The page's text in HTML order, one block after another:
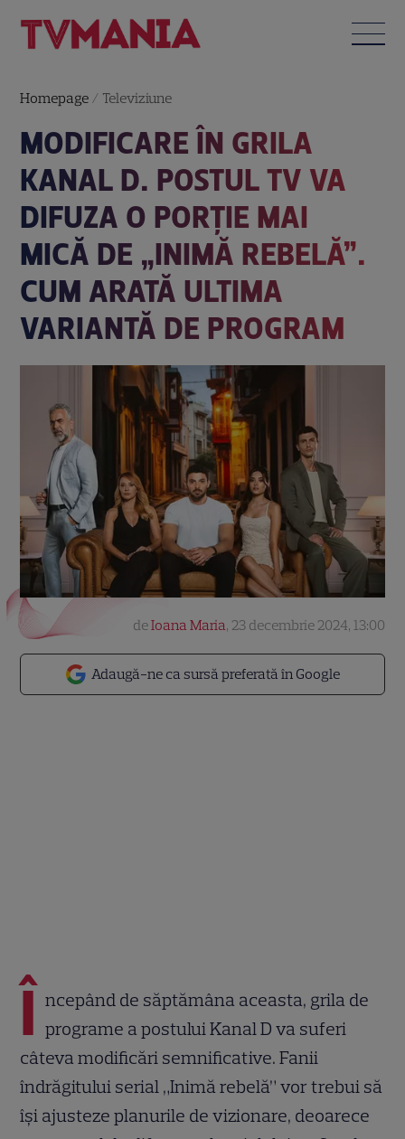
Homepage / Televiziune
MODIFICARE ÎN GRILA
KANAL D. POSTUL TV VA
DIFUZA O PORȚIE MAI
MICĂ DE „INIMĂ REBELĂ”.
CUM ARATĂ ULTIMA
VARIANTĂ DE PROGRAM
Adaugă-ne ca sursă preferată în Google
deIoana Maria, 23 decembrie 2024, 13:00
Î ncepând de săptămâna aceasta, grila de
programe a postului Kanal D va suferi
câteva modificări semnificative. Fanii
îndrăgitului serial „Inimă rebelă” vor trebui să
își ajusteze planurile de vizionare, deoarece